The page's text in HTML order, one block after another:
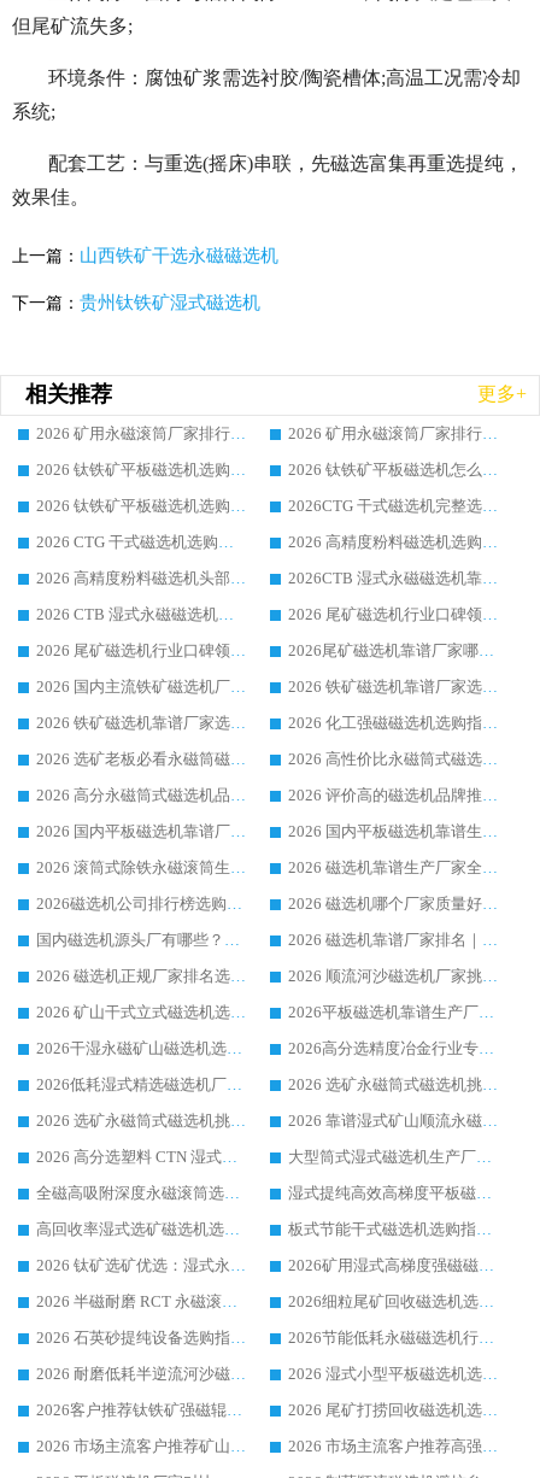
但尾矿流失多;
环境条件：腐蚀矿浆需选衬胶/陶瓷槽体;高温工况需冷却
系统;
配套工艺：与重选(摇床)串联，先磁选富集再重选提纯，
效果佳。
上一篇： 山西铁矿干选永磁磁选机
下一篇： 贵州钛铁矿湿式磁选机
相关推荐 更多+
2026 矿用永磁滚筒厂家排行榜选购干货指南 行业口碑标杆华体会手机网页版-华体会(中国) 实力出众
2026 矿用永磁滚筒厂家排行榜选购指南，行业口碑领域强者华体会手机网页版-华体会(中国)
2026 钛铁矿平板磁选机选购全攻略 市场公认优质品牌厂家实力排行榜
2026 钛铁矿平板磁选机怎么选 靠谱生产企业实力排行榜选购参考攻略
2026 钛铁矿平板磁选机选购指南 行业口碑优选品牌生产企业实力排行榜
2026CTG 干式磁选机完整选购指南 行业口碑顶尖靠谱生产龙头厂家实力推荐
2026 CTG 干式磁选机选购指南|行业口碑靠谱生产厂家领域强者推荐
2026 高精度粉料磁选机选购全攻略 行业优质品牌华体会手机网页版-华体会(中国) 实力深度解析
2026 高精度粉料磁选机头部厂家选购指南 行业口碑靠谱品牌推荐 领域强者华体会手机网页版-华体会(中国) 解析
2026CTB 湿式永磁磁选机靠谱厂家实力排行榜 铁矿选矿设备采购全流程选购指南
2026 CTB 湿式永磁磁选机选购指南|行业口碑良好品牌推荐，领域强者华体会手机网页版-华体会(中国)
2026 尾矿磁选机行业口碑领域强者，源头直供国内主流厂家华体会手机网页版-华体会(中国) 一站式服务
2026 尾矿磁选机行业口碑领域强者，源头直供国内主流厂家华体会手机网页版-华体会(中国) 一站式服务
2026尾矿磁选机靠谱厂家哪家好 行业口碑领域强者华体会手机网页版-华体会(中国) 推荐
2026 国内主流铁矿磁选机厂家选购指南|行业口碑好品牌推荐，领域强者华体会手机网页版-华体会(中国)
2026 铁矿磁选机靠谱厂家选购全攻略 行业标杆华体会手机网页版-华体会(中国) 设备性价比出众
2026 铁矿磁选机靠谱厂家选购指南，领域强者华体会手机网页版-华体会(中国) 铁矿磁选机性价比高
2026 化工强磁磁选机选购指南 5 家行业口碑靠谱厂家领域强者推荐
2026 选矿老板必看永磁筒磁选机推荐 行业头部品牌口碑设备选购全攻略
2026 高性价比永磁筒式磁选机品牌盘点 行业强者口碑实测选购完整指南
2026 高分永磁筒式磁选机品牌推荐 选矿设备强者对比测评采购避坑全攻略
2026 评价高的磁选机品牌推荐选购指南，永磁筒式磁选机设备领域强者全景行业口碑解析
2026 国内平板磁选机靠谱厂家排名 行业实测口碑设备按需选购全指南
2026 国内平板磁选机靠谱生产厂家推荐排名|行业口碑选购指南，领域强者按需选设备
2026 滚筒式除铁永磁滚筒生产厂家推荐排名|行业口碑选购指南，领域强者源头厂商精选
2026 磁选机靠谱生产厂家全梳理 分场景选型行业头部品牌选购参考攻略
2026磁选机公司排行榜选购指南|正规源头厂家推荐，领域强者高性价比靠谱信赖品牌
2026 磁选机哪个厂家质量好？十大靠谱磁电企业排名选购指南
国内磁选机源头厂有哪些？2026 综合实力排名与采购避坑技巧
2026 磁选机靠谱厂家排名｜华体会手机网页版-华体会(中国) 高性价比磁选机磁电品牌
2026 磁选机正规厂家排名选购指南|行业口碑信赖品牌推荐性价比高靠谱磁电企业
2026 顺流河沙磁选机厂家挑选攻略 | 业内口碑龙头企业高性价比品牌推荐
2026 矿山干式立式磁选机选型攻略 梳理深耕磁电装备多年靠谱生产厂商
2026平板磁选机靠谱生产厂家选购指南 行业口碑良好品牌推荐 磁电领域实力强者
2026干湿永磁矿山磁选机选型攻略 优质生产厂家排名 选矿领域高口碑品牌推荐指南
2026高分选精度冶金行业专用磁选机生产厂家,干湿式磁选机源头供应商推荐
2026低耗湿式精​选磁选机厂家怎么选?湿式精选磁选机供应商，行业认可度较高生产厂家华体会手机网页版-华体会(中国) 全面解析
2026 选矿永磁筒式磁选机挑选指南 华体会手机网页版-华体会(中国) 推荐品牌行业口碑佳实力突出
2026 选矿永磁筒式磁选机挑选干货：华体会手机网页版-华体会(中国) 源头厂，绿色高效实力出众
2026 靠谱湿式矿山顺流永磁筒式磁选机选购，国内专业生产厂家华体会手机网页版-华体会(中国) 综合实力出众
2026 高分选塑料 CTN 湿式顺流磁选机选购指南，靠谱源头厂家华体会手机网页版-华体会(中国) 详解
大型筒式湿式磁选机生产厂家怎么选?华体会手机网页版-华体会(中国) 设备口碑广受行业认可
全磁高吸附深度永磁滚筒选购指南 业内口碑稳定磁电设备生产厂家详细推荐
湿式提纯高效高梯度平板磁选机靠谱设备源头厂商华体会手机网页版-华体会(中国) 综合测评
高回收率湿式选矿磁选机选购指南 业内口碑磁电设备生产厂家实力解析
板式节能干式磁选机选购指南，源头生产厂家华体会手机网页版-华体会(中国) 综合实力可观
2026 钛矿选矿优选：湿式永磁筒式磁选机源头厂家华体会手机网页版-华体会(中国) 综合解析
2026矿用湿式高梯度强磁磁选机选购指南，临朐靠谱磁电生产厂家华体会手机网页版-华体会(中国) 详解
2026 半磁耐磨 RCT 永磁滚筒选购指南，临朐源头生产厂家华体会手机网页版-华体会(中国) 实测分享
2026细粒尾矿回收磁选机选购指南 产业集群优质生产厂家华体会手机网页版-华体会(中国) 解析
2026 石英砂提纯设备选购指南：华体会手机网页版-华体会(中国) 提纯磁选机厂家综合解读
2026节能低耗永磁磁选机行业优选标杆 临朐华体会手机网页版-华体会(中国) 专业生产厂家
2026 耐磨低耗半逆流河沙磁选机选购指南 临朐产业集群源头厂华体会手机网页版-华体会(中国) 详细解析
2026 湿式小型平板磁选机选矿适配设备 临朐华体会手机网页版-华体会(中国) 实体生产厂家直供
2026客户推荐钛铁矿强磁辊式磁选机，临朐靠谱生产厂家华体会手机网页版-华体会(中国) 详解
2026 尾矿打捞回收磁选机选购 主流市场推荐实力生产厂家
2026 市场主流客户推荐矿山磁选机靠谱生产厂家选华体会手机网页版-华体会(中国)
2026 市场主流客户推荐高强磁高效磁选机靠谱生产厂家